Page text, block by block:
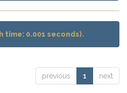
time: 0.001 seconds).
previous 1 next